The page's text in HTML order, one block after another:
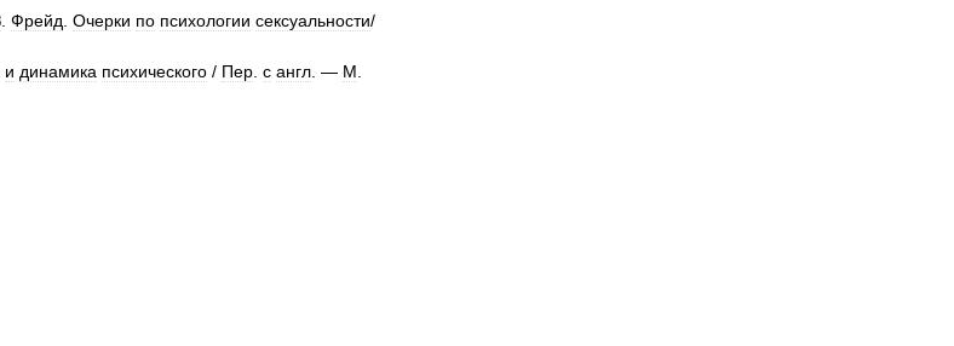
. Фрейд. Очерки по психологии сексуальности/
и динамика психического / Пер. с англ. — М.